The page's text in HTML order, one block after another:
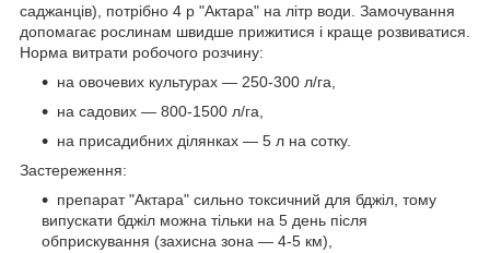
саджанців), потрібно 4 р "Актара" на літр води. Замочування
допомагає рослинам швидше прижитися і краще розвиватися.
Норма витрати робочого розчину:
на овочевих культурах — 250-300 л/га,
на садових — 800-1500 л/га,
на присадибних ділянках — 5 л на сотку.
Застереження:
препарат "Актара" сильно токсичний для бджіл, тому
випускати бджіл можна тільки на 5 день після
обприскування (захисна зона — 4-5 км),